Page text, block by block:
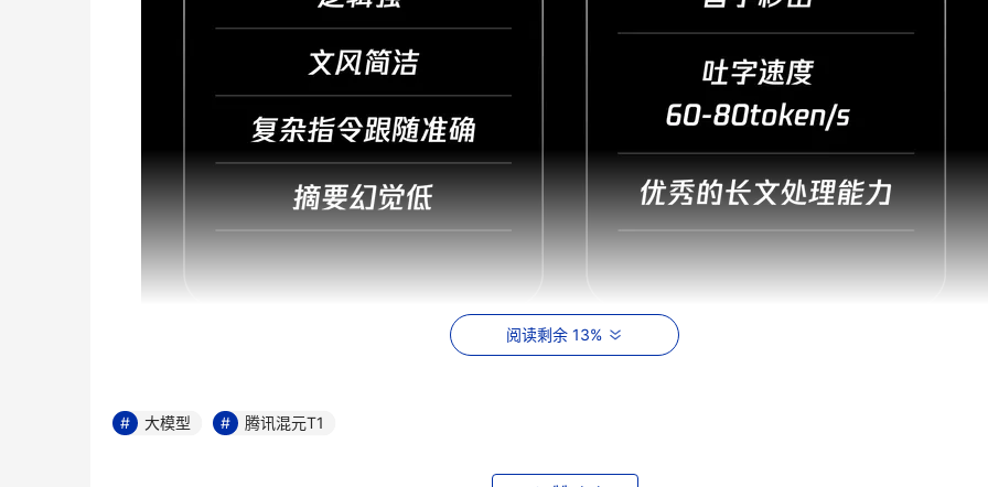
阅读剩余 13%
大模型 腾讯混元T1